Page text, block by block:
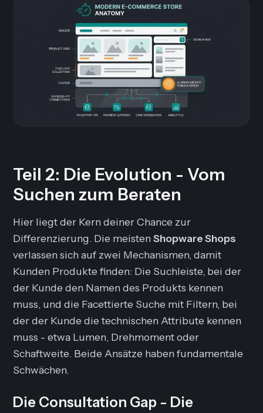
Teil 2: Die Evolution - Vom
Suchen zum Beraten
Hier liegt der Kern deiner Chance zur
Differenzierung. Die meistenShopware Shops
verlassen sich auf zwei Mechanismen, damit
Kunden Produkte finden: Die Suchleiste, bei der
der Kunde den Namen des Produkts kennen
muss, und die Facettierte Suche mit Filtern, bei
der der Kunde die technischen Attribute kennen
muss - etwa Lumen, Drehmomentoder
Schaftweite. Beide Ansätze haben fundamentale
Schwächen.
Die Consultation Gap - Die